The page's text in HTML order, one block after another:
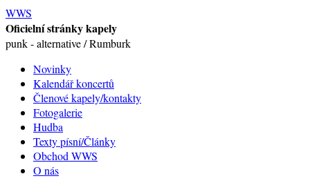
WWS
Oficielní stránky kapely
punk - alternative / Rumburk
Novinky
Kalendář koncertů
Členové kapely/kontakty
Fotogalerie
Hudba
Texty písní/Články
Obchod WWS
O nás